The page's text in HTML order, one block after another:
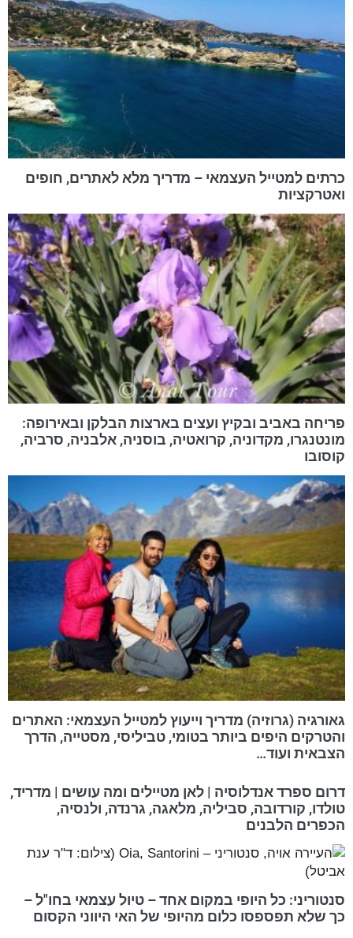
כרתים למטייל העצמאי – מדריך מלא לאתרים, חופים
ואטרקציות
פריחה באביב ובקיץ ועצים בארצות הבלקן ובאירופה:
מונטנגרו, מקדוניה, קרואטיה, בוסניה, אלבניה, סרביה,
קוסובו
גאורגיה (גרוזיה) מדריך וייעוץ למטייל העצמאי: האתרים
והטרקים היפים ביותר בטומי, טביליסי, מסטייה, הדרך
הצבאית ועוד…
דרום ספרד אנדלוסיה | לאן מטיילים ומה עושים | מדריד,
טולדו, קורדובה, סביליה, מלאגה, גרנדה, ולנסיה,
הכפרים הלבנים
סנטוריני: כל היופי במקום אחד – טיול עצמאי בחו"ל –
כך שלא תפספסו כלום מהיופי של האי היווני הקסום